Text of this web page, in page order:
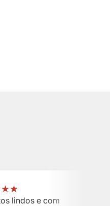
★★
lindos e com